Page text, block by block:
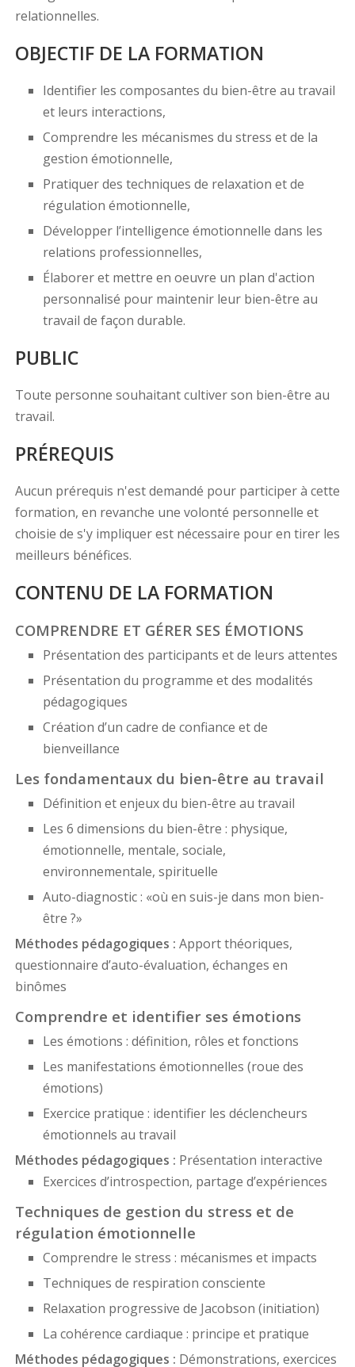
relationnelles.
OBJECTIF DE LA FORMATION
Identifier les composantes du bien-être au travail
et leurs interactions,
Comprendre les mécanismes du stress et de la
gestion émotionnelle,
Pratiquer des techniques de relaxation et de
régulation émotionnelle,
Développer l’intelligence émotionnelle dans les
relations professionnelles,
Élaborer et mettre en oeuvre un plan d'action
personnalisé pour maintenir leur bien-être au
travail de façon durable.
PUBLIC
Toute personne souhaitant cultiver son bien-être au
travail.
PRÉREQUIS
Aucun prérequis n'est demandé pour participer à cette
formation, en revanche une volonté personnelle et
choisie de s'y impliquer est nécessaire pour en tirer les
meilleurs bénéfices.
CONTENU DE LA FORMATION
COMPRENDRE ET GÉRER SES ÉMOTIONS
Présentation des participants et de leurs attentes
Présentation du programme et des modalités
pédagogiques
Création d’un cadre de confiance et de
bienveillance
Les fondamentaux du bien-être au travail
Définition et enjeux du bien-être au travail
Les 6 dimensions du bien-être : physique,
émotionnelle, mentale, sociale,
environnementale, spirituelle
Auto-diagnostic : «où en suis-je dans mon bien-
être ?»
Méthodes pédagogiques : Apport théoriques,
questionnaire d’auto-évaluation, échanges en
binômes
Comprendre et identifier ses émotions
Les émotions : définition, rôles et fonctions
Les manifestations émotionnelles (roue des
émotions)
Exercice pratique : identifier les déclencheurs
émotionnels au travail
Méthodes pédagogiques : Présentation interactive
Exercices d’introspection, partage d’expériences
Techniques de gestion du stress et de
régulation émotionnelle
Comprendre le stress : mécanismes et impacts
Techniques de respiration consciente
Relaxation progressive de Jacobson (initiation)
La cohérence cardiaque : principe et pratique
Méthodes pédagogiques : Démonstrations, exercices